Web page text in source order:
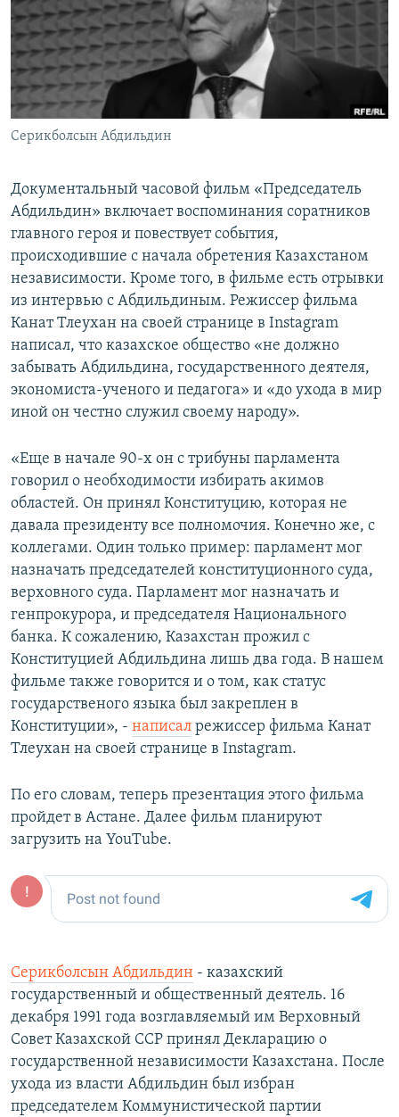
Серикболсын Абдильдин
Документальный часовой фильм «Председатель
Абдильдин» включает воспоминания соратников
главного героя и повествует события,
происходившие с начала обретения Казахстаном
независимости. Кроме того, в фильме есть отрывки
из интервью с Абдильдиным. Режиссер фильма
Канат Тлеухан на своей странице в Instagram
написал, что казахское общество «не должно
забывать Абдильдина, государственного деятеля,
экономиста-ученого и педагога» и «до ухода в мир
иной он честно служил своему народу».
«Еще в начале 90-х он с трибуны парламента
говорил о необходимости избирать акимов
областей. Он принял Конституцию, которая не
давала президенту все полномочия. Конечно же, с
коллегами. Один только пример: парламент мог
назначать председателей конституционного суда,
верховного суда. Парламент мог назначать и
генпрокурора, и председателя Национального
банка. К сожалению, Казахстан прожил с
Конституцией Абдильдина лишь два года. В нашем
фильме также говорится и о том, как статус
государственого языка был закреплен в
Конституции», - написал режиссер фильма Канат
Тлеухан на своей странице в Instagram.
По его словам, теперь презентация этого фильма
пройдет в Астане. Далее фильм планируют
загрузить на YouTube.
Серикболсын Абдильдин - казахский
государственный и общественный деятель. 16
декабря 1991 года возглавляемый им Верховный
Совет Казахской ССР принял Декларацию о
государственной независимости Казахстана. После
ухода из власти Абдильдин был избран
председателем Коммунистической партии